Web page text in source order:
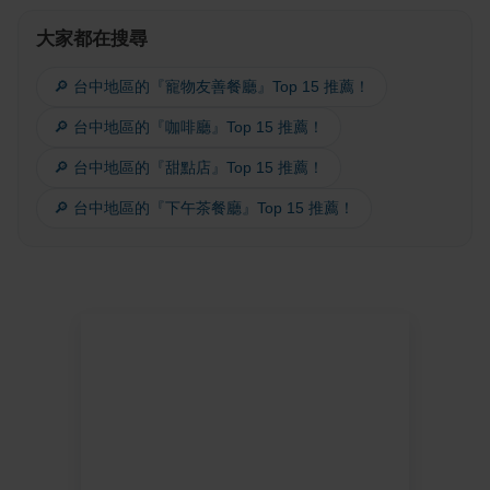
大家都在搜尋
🔎 台中地區的『寵物友善餐廳』Top 15 推薦！
🔎 台中地區的『咖啡廳』Top 15 推薦！
🔎 台中地區的『甜點店』Top 15 推薦！
🔎 台中地區的『下午茶餐廳』Top 15 推薦！